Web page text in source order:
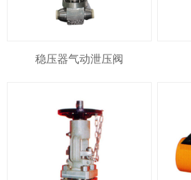
稳压器气动泄压阀